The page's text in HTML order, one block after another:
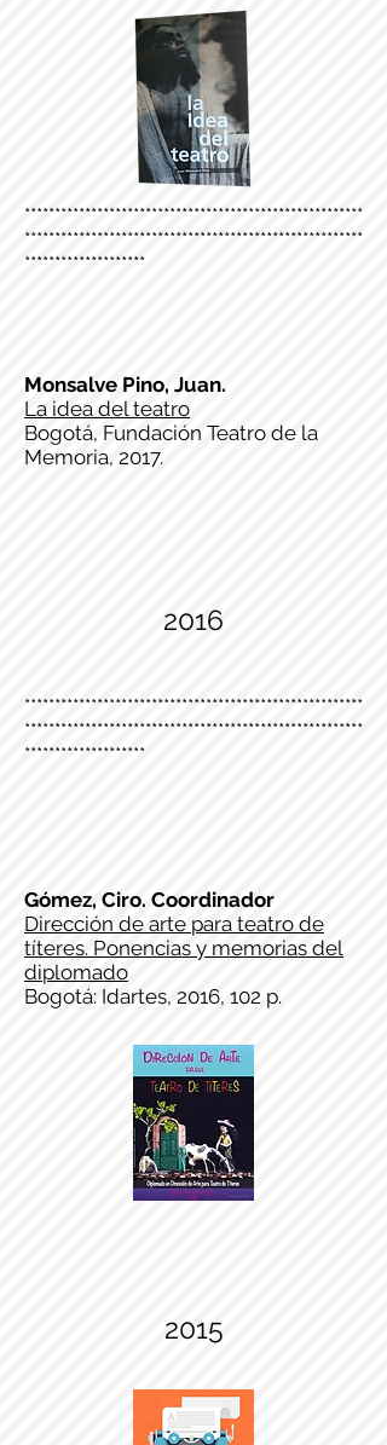
********************************************************
********************************************************
********************
Monsalve Pino, Juan.
La idea del teatro
Bogotá, Fundación Teatro de la
Memoria, 2017.
2016
********************************************************
********************************************************
********************
Gómez, Ciro. Coordinador
Dirección de arte para teatro de
títeres. Ponencias y memorias del
diplomado
Bogotá: Idartes, 2016, 102 p.
2015